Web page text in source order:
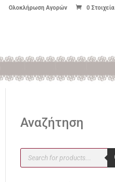
Ολοκλήρωση Αγορών 0 Στοιχεία
Αναζήτηση
Products
search